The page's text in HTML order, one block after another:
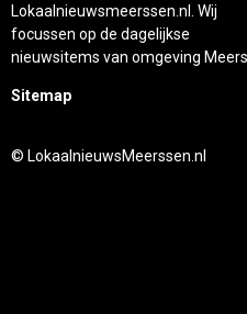
Lokaalnieuwsmeerssen.nl. Wij
focussen op de dagelijkse
nieuwsitems van omgeving
Sitemap
© LokaalnieuwsMeerssen.nl